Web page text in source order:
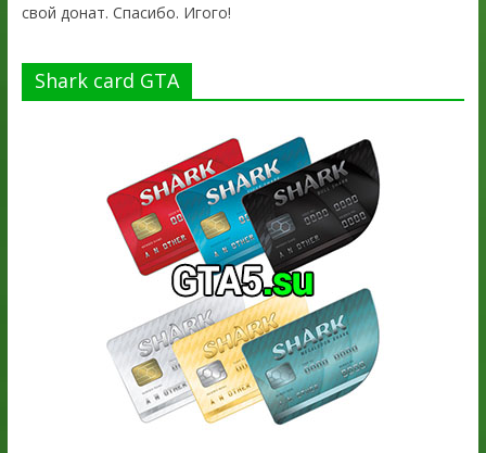
свой донат. Спасибо. Игого!
Shark card GTA